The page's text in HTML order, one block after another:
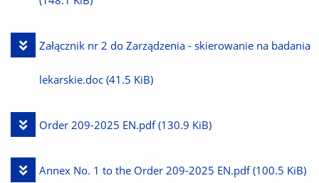
Pobierz
plik
Załącznik nr 2 do Zarządzenia - skierowanie na badania
lekarskie.doc (41.5 KiB)
Pobierz
Order 209-2025 EN.pdf (130.9 KiB)
Pobierz
Annex No. 1 to the Order 209-2025 EN.pdf (100.5 KiB)